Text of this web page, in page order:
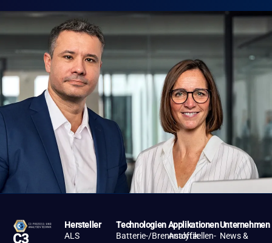
C3
Hersteller
ALS
Technologien
Batterie-/Brennstoffzellen-
Applikationen
Analytik
Unternehmen
News &